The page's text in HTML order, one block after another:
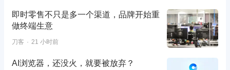
即时零售不只是多一个渠道，品牌开始重
做终端生意
刀客 21 小时前
AI浏览器，还没火，就要被放弃？